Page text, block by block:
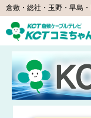
倉敷・総社・玉野・早島